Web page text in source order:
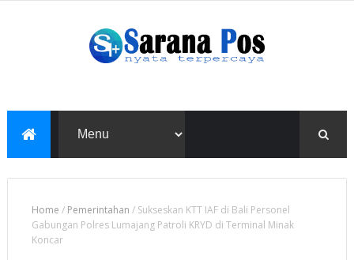
Home / Pemerintahan / Sukseskan KTT IAF di Bali Personel
Gabungan Polres Lumajang Patroli KRYD di Terminal Minak
Koncar